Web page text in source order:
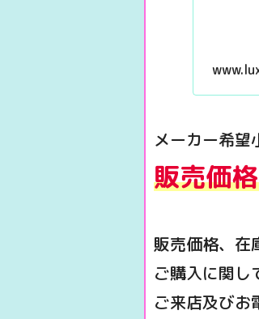
メーカー希望
販売価
販売価格、在
ご購入に関し
ご来店及びお